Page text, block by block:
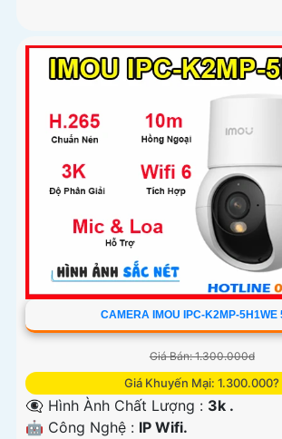
CAMERA IMOU IPC-K2MP-5H1WE
Giá Bán: 1.300.000d
Giá Khuyến Mại: 1.300.000?
👁️‍🗨 Hình Ành Chất Lượng : 3k .
🤖️ Công Nghệ : IP Wifi.